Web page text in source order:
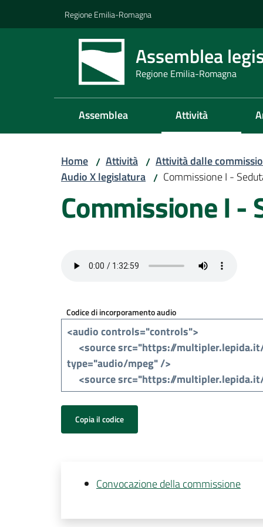
Regione Emilia-Romagna
Assemblea
Regione Emilia-Romagna
Assemblea Attività
Home / Attività / Attività dalle
Audio X legislatura / Commissione I -
Commissione I
Codice di incorporamento audio
Copia il codice
Convocazione della commissione